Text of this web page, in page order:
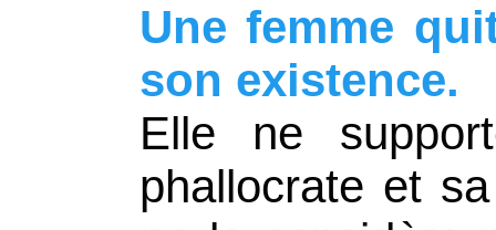
Une femme
son existence.
Elle ne
phallocrate et